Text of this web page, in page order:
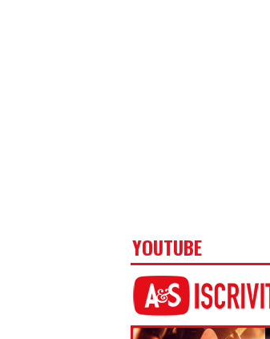
YOUTUBE